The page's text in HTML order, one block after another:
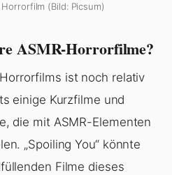
(Bild: Picsum)
ASMR-Horrorfilme?
ist noch relativ
einige Kurzfilme und
die mit ASMR-Elementen
„Spoiling You“ könnte
Filme dieses